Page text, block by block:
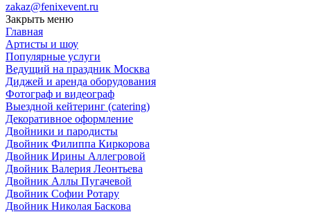
zakaz@fenixevent.ru
Закрыть меню
Главная
Артисты и шоу
Популярные услуги
Ведущий на праздник Москва
Диджей и аренда оборудования
Фотограф и видеограф
Выездной кейтеринг (catering)
Декоративное оформление
Двойники и пародисты
Двойник Филиппа Киркорова
Двойник Ирины Аллегровой
Двойник Валерия Леонтьева
Двойник Аллы Пугачевой
Двойник Софии Ротару
Двойник Николая Баскова